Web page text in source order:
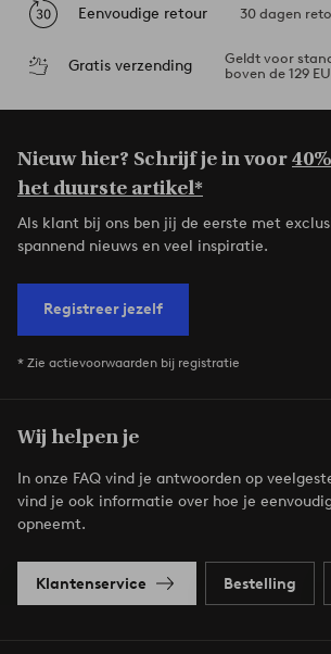
Eenvoudige retour 30 dagen
Gratis verzending
Geldt voor
boven de 129
Nieuw hier? Schrijf je in voor
het duurste artikel*
Als klant bij ons ben jij de eerste met
spannend nieuws en veel inspiratie.
Registreer jezelf
* Zie actievoorwaarden bij registratie
Wij helpen je
In onze FAQ vind je antwoorden op
vind je ook informatie over hoe je
opneemt.
Klantenservice Bestelling